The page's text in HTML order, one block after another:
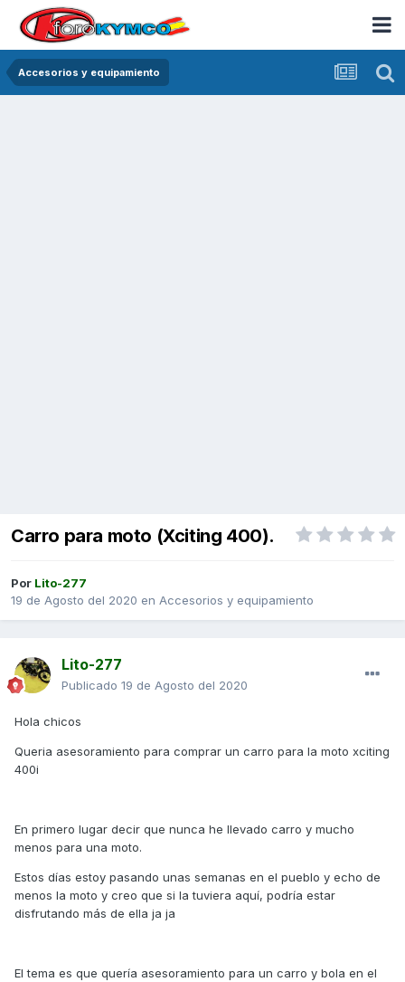
Accesorios y equipamiento
Carro para moto (Xciting 400).
Por Lito-277
19 de Agosto del 2020 en Accesorios y equipamiento
Lito-277
Publicado 19 de Agosto del 2020
Hola chicos
Queria asesoramiento para comprar un carro para la moto xciting
400i
En primero lugar decir que nunca he llevado carro y mucho
menos para una moto.
Estos días estoy pasando unas semanas en el pueblo y echo de
menos la moto y creo que si la tuviera aquí, podría estar
disfrutando más de ella ja ja
El tema es que quería asesoramiento para un carro y bola en el